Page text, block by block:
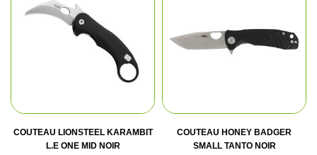
COUTEAU LIONSTEEL KARAMBIT
L.E ONE MID NOIR
COUTEAU HONEY BADGER
SMALL TANTO NOIR